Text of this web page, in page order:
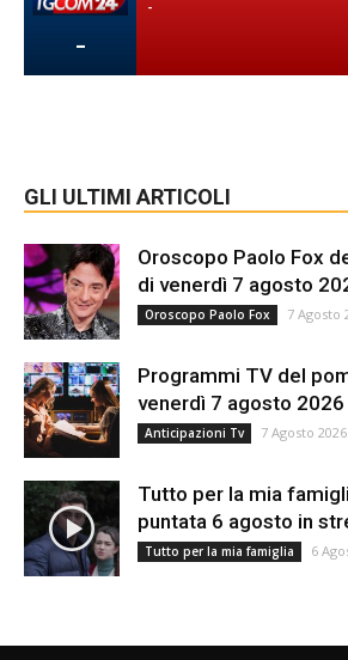
-
-
GLI ULTIMI ARTICOLI
Oroscopo Paolo Fox
di venerdì 7 agosto
Oroscopo Paolo Fox 7 Agosto
Programmi TV del
venerdì 7 agosto 2026
Anticipazioni Tv 7 Agosto 2026
Tutto per la mia
puntata 6 agosto in
Tutto per la mia famiglia 6